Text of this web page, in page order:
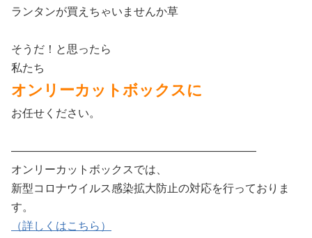
ランタンが買えちゃいませんか草
そうだ！と思ったら
私たち
オンリーカットボックスに
お任せください。
——————————————————————
オンリーカットボックスでは、
新型コロナウイルス感染拡大防止の対応を行っておりま
す。
（詳しくはこちら）